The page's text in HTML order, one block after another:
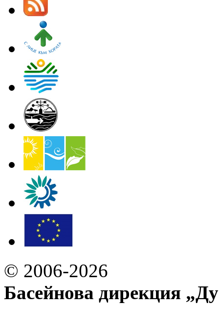
© 2006-2026
Басейнова дирекция